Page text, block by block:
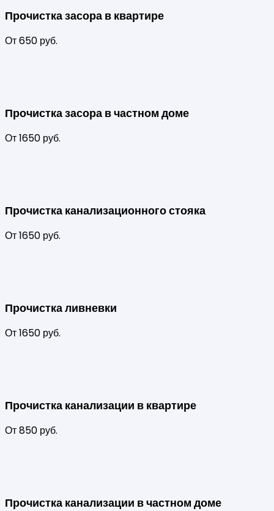
Прочистка засора в квартире
От 650 руб.
Прочистка засора в частном доме
От 1650 руб.
Прочистка канализационного стояка
От 1650 руб.
Прочистка ливневки
От 1650 руб.
Прочистка канализации в квартире
От 850 руб.
Прочистка канализации в частном доме